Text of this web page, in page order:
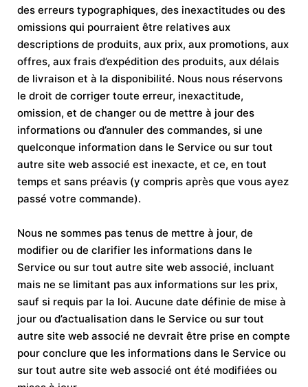
des erreurs typographiques, des inexactitudes ou des
omissions qui pourraient être relatives aux
descriptions de produits, aux prix, aux promotions, aux
offres, aux frais d’expédition des produits, aux délais
de livraison et à la disponibilité. Nous nous réservons
le droit de corriger toute erreur, inexactitude,
omission, et de changer ou de mettre à jour des
informations ou d’annuler des commandes, si une
quelconque information dans le Service ou sur tout
autre site web associé est inexacte, et ce, en tout
temps et sans préavis (y compris après que vous ayez
passé votre commande).
Nous ne sommes pas tenus de mettre à jour, de
modifier ou de clarifier les informations dans le
Service ou sur tout autre site web associé, incluant
mais ne se limitant pas aux informations sur les prix,
sauf si requis par la loi. Aucune date définie de mise à
jour ou d’actualisation dans le Service ou sur tout
autre site web associé ne devrait être prise en compte
pour conclure que les informations dans le Service ou
sur tout autre site web associé ont été modifiées ou